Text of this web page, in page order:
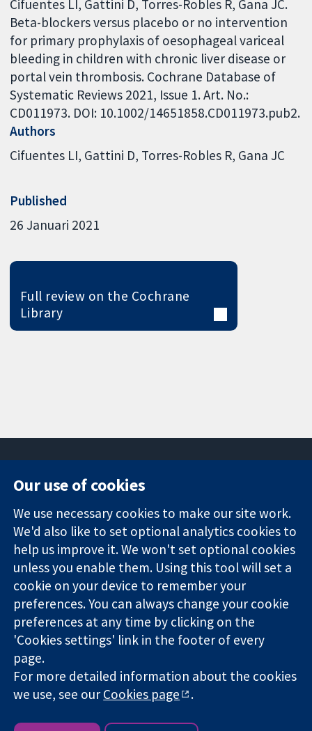
Cifuentes LI, Gattini D, Torres-Robles R, Gana JC.
Beta-blockers versus placebo or no intervention
for primary prophylaxis of oesophageal variceal
bleeding in children with chronic liver disease or
portal vein thrombosis. Cochrane Database of
Systematic Reviews 2021, Issue 1. Art. No.:
CD011973. DOI: 10.1002/14651858.CD011973.pub2.
Authors
Cifuentes LI Gattini D Torres-Robles R Gana JC
Published
26 Januari 2021
Full review on the Cochrane
Library
Trusted
evidence.
Informed
decisions.
Better health.
Square
London
W1G 0AN
Inggris
News
Press office
About us
Jobs
Cochrane
Library
The Cochrane Collaboration is a charity (no. 1045921) and a
company limited by guarantee (no. 03044323) registered in
England & Wales. VAT registration number GB 718 2127 49.
Copyright © 2026 The Cochrane Collaboration
Website Terms & Conditions|Penyangkalan
Our use of cookies
We use necessary cookies to make our site work.
We'd also like to set optional analytics cookies to
help us improve it. We won't set optional cookies
unless you enable them. Using this tool will set a
cookie on your device to remember your
preferences. You can always change your cookie
preferences at any time by clicking on the
'Cookies settings' link in the footer of every
page.
For more detailed information about the cookies
we use, see ourCookies page .